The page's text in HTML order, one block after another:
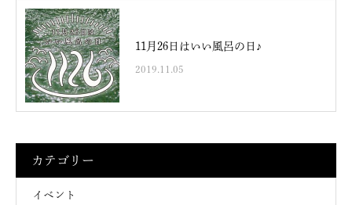
11月26日はいい風呂の日♪
2019.11.05
カテゴリー
イベント